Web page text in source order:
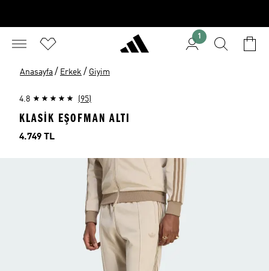
1
Anasayfa / Erkek / Giyim
4.8 (95)
KLASİK EŞOFMAN ALTI
Fiyat
4.749 TL